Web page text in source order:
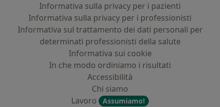
Informativa sulla privacy per i pazienti
Informativa sulla privacy per i professionisti
Informativa sul trattamento dei dati personali per
determinati professionisti della salute
Informativa sui cookie
In che modo ordiniamo i risultati
Accessibilità
Chi siamo
Lavoro
Assumiamo!